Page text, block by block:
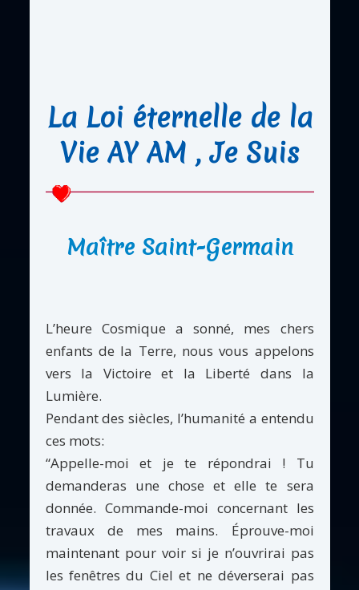
La Loi éternelle de la
Vie AY AM , Je Suis
Maître Saint-Germain
L’heure Cosmique a sonné, mes chers
enfants de la Terre, nous vous appelons
vers la Victoire et la Liberté dans la
Lumière.
Pendant des siècles, l’humanité a entendu
ces mots:
“Appelle-moi et je te répondrai ! Tu
demanderas une chose et elle te sera
donnée. Commande-moi concernant les
travaux de mes mains. Éprouve-moi
maintenant pour voir si je n’ouvrirai pas
les fenêtres du Ciel et ne déverserai pas